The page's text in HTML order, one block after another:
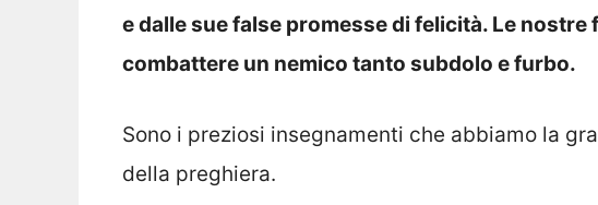
e dalle sue false promesse di felicità. Le
combattere un nemico tanto subdolo e furbo.
Sono i preziosi insegnamenti che abbiamo la
della preghiera.